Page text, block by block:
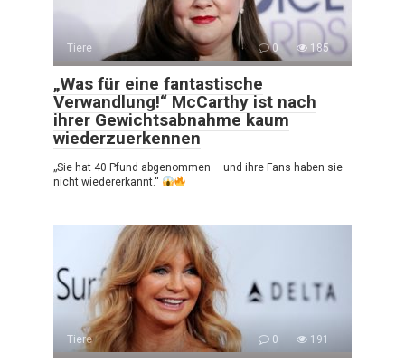
Tiere 0 185
„Was für eine fantastische
Verwandlung!“ McCarthy ist nach
ihrer Gewichtsabnahme kaum
wiederzuerkennen
„Sie hat 40 Pfund abgenommen – und ihre Fans haben sie
nicht wiedererkannt.“
Tiere 0 191